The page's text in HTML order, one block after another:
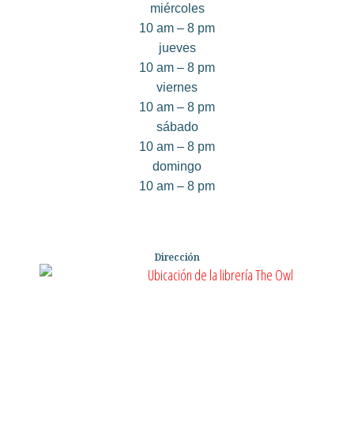
miércoles
10 am – 8 pm
jueves
10 am – 8 pm
viernes
10 am – 8 pm
sábado
10 am – 8 pm
domingo
10 am – 8 pm
Dirección